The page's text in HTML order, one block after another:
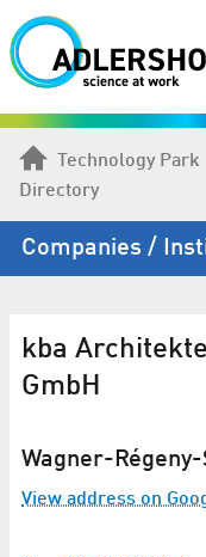
Technology Park
Directory
Companies /
kba
GmbH
Wagner-
View address on